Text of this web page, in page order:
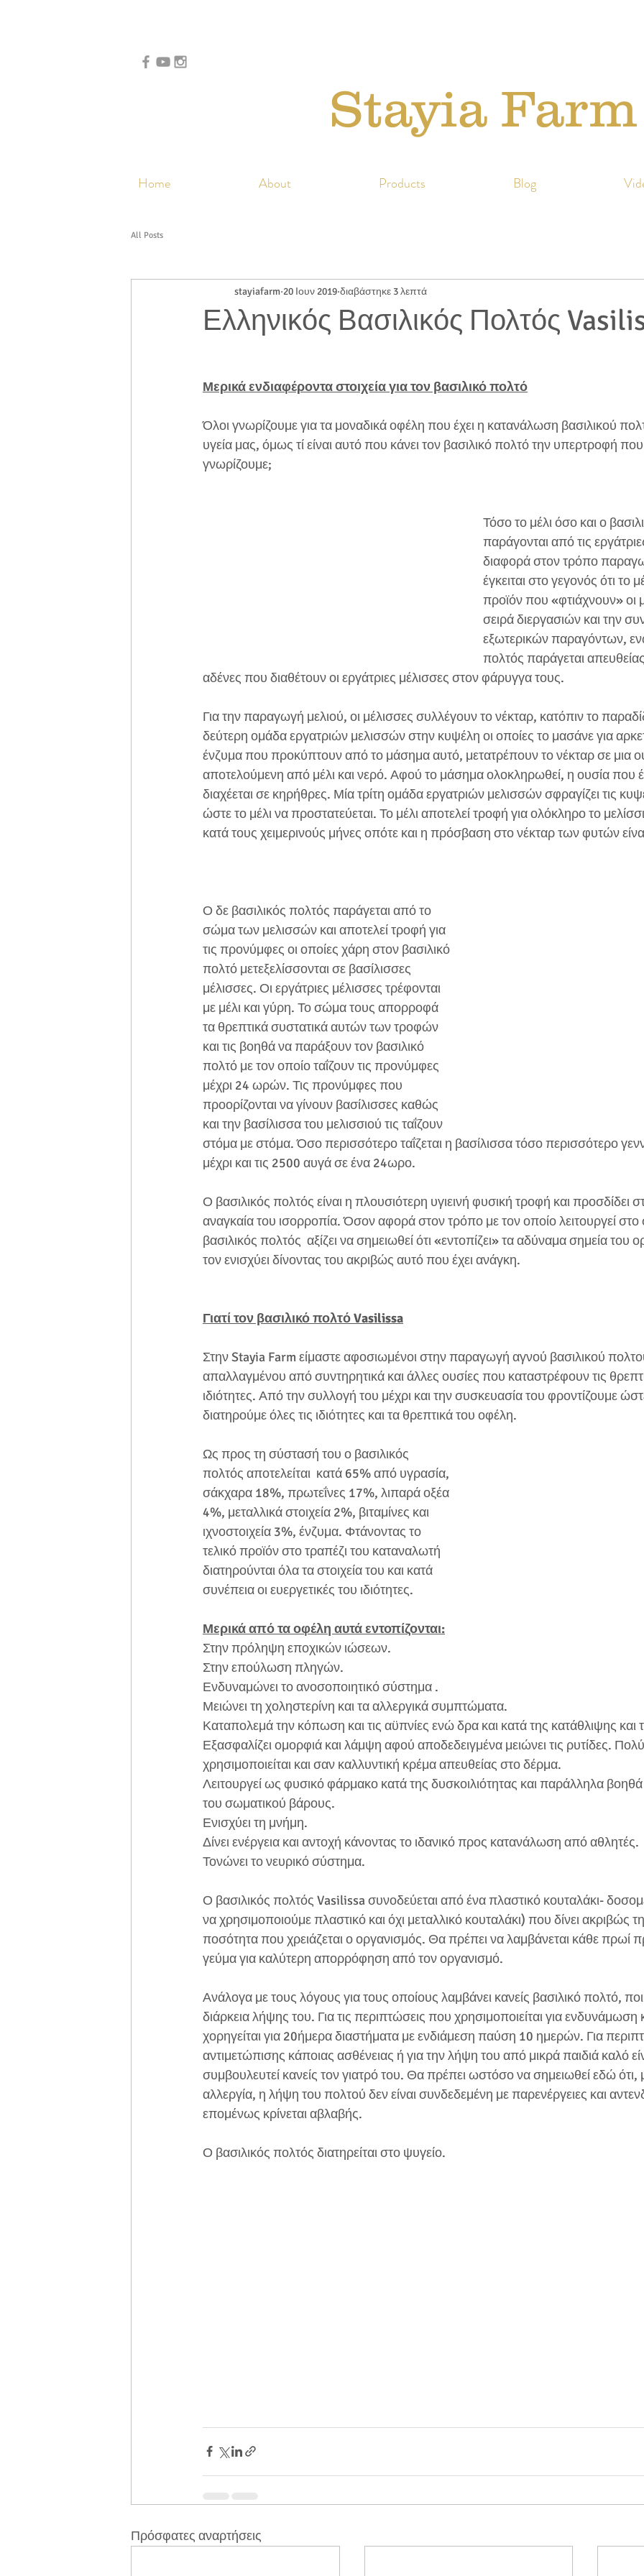
Stayia Farm
Home About Products Blog
All Posts
Ελληνικός Βασιλικός Πολτός
stayiafarm 20 Ιουν 2019 διαβάστηκε 3 λεπτά
Μερικά ενδιαφέροντα στοιχεία για τον βασιλικό πολτό
Όλοι γνωρίζουμε για τα μοναδικά οφέλη που έχει η κατανάλωση βασιλικού
υγεία μας, όμως τί είναι αυτό που κάνει τον βασιλικό πολτό την υπερτροφή
γνωρίζουμε;
Τόσο το μέλι όσο και ο
παράγονται από τις
διαφορά στον τρόπο
έγκειται στο γεγονός ότι το
προϊόν που «φτιάχνουν» οι
σειρά διεργασιών και την
εξωτερικών παραγόντων,
πολτός παράγεται
αδένες που διαθέτουν οι εργάτριες μέλισσες στον φάρυγγα τους.
Για την παραγωγή μελιού, οι μέλισσες συλλέγουν το νέκταρ, κατόπιν το
δεύτερη ομάδα εργατριών μελισσών στην κυψέλη οι οποίες το μασάνε για
ένζυμα που προκύπτουν από το μάσημα αυτό, μετατρέπουν το νέκταρ σε μια
αποτελούμενη από μέλι και νερό. Αφού το μάσημα ολοκληρωθεί, η ουσία που
διαχέεται σε κηρήθρες. Μία τρίτη ομάδα εργατριών μελισσών σφραγίζει τις
ώστε το μέλι να προστατεύεται. Το μέλι αποτελεί τροφή για ολόκληρο το
κατά τους χειμερινούς μήνες οπότε και η πρόσβαση στο νέκταρ των φυτών
Ο δε βασιλικός πολτός παράγεται από το
σώμα των μελισσών και αποτελεί τροφή για
τις προνύμφες οι οποίες χάρη στον βασιλικό
πολτό μετεξελίσσονται σε βασίλισσες
μέλισσες. Οι εργάτριες μέλισσες τρέφονται
με μέλι και γύρη. Το σώμα τους απορροφά
τα θρεπτικά συστατικά αυτών των τροφών
και τις βοηθά να παράξουν τον βασιλικό
πολτό με τον οποίο ταΐζουν τις προνύμφες
μέχρι 24 ωρών. Τις προνύμφες που
προορίζονται να γίνουν βασίλισσες καθώς
και την βασίλισσα του μελισσιού τις ταΐζουν
στόμα με στόμα. Όσο περισσότερο ταΐζεται η βασίλισσα τόσο περισσότερο
μέχρι και τις 2500 αυγά σε ένα 24ωρο.
Ο βασιλικός πολτός είναι η πλουσιότερη υγιεινή φυσική τροφή και προσδίδει
αναγκαία του ισορροπία. Όσον αφορά στον τρόπο με τον οποίο λειτουργεί
βασιλικός πολτός  αξίζει να σημειωθεί ότι «εντοπίζει» τα αδύναμα σημεία του
τον ενισχύει δίνοντας του ακριβώς αυτό που έχει ανάγκη.
Γιατί τον βασιλικό πολτό Vasilissa
Στην Stayia Farm είμαστε αφοσιωμένοι στην παραγωγή αγνού βασιλικού
απαλλαγμένου από συντηρητικά και άλλες ουσίες που καταστρέφουν τις
ιδιότητες. Από την συλλογή του μέχρι και την συσκευασία του φροντίζουμε
διατηρούμε όλες τις ιδιότητες και τα θρεπτικά του οφέλη.
Ως προς τη σύστασή του ο βασιλικός
πολτός αποτελείται  κατά 65% από υγρασία,
σάκχαρα 18%, πρωτεΐνες 17%, λιπαρά οξέα
4%, μεταλλικά στοιχεία 2%, βιταμίνες και
ιχνοστοιχεία 3%, ένζυμα. Φτάνοντας το
τελικό προϊόν στο τραπέζι του καταναλωτή
διατηρούνται όλα τα στοιχεία του και κατά
συνέπεια οι ευεργετικές του ιδιότητες.
Μερικά από τα οφέλη αυτά εντοπίζονται:
Στην πρόληψη εποχικών ιώσεων.
Στην επούλωση πληγών.
Ενδυναμώνει το ανοσοποιητικό σύστημα .
Μειώνει τη χοληστερίνη και τα αλλεργικά συμπτώματα.
Καταπολεμά την κόπωση και τις αϋπνίες ενώ δρα και κατά της κατάθλιψης και
Εξασφαλίζει ομορφιά και λάμψη αφού αποδεδειγμένα μειώνει τις ρυτίδες.
χρησιμοποιείται και σαν καλλυντική κρέμα απευθείας στο δέρμα.
Λειτουργεί ως φυσικό φάρμακο κατά της δυσκοιλιότητας και παράλληλα
του σωματικού βάρους.
Ενισχύει τη μνήμη.
Δίνει ενέργεια και αντοχή κάνοντας το ιδανικό προς κατανάλωση από αθλητές.
Τονώνει το νευρικό σύστημα.
Ο βασιλικός πολτός Vasilissa συνοδεύεται από ένα πλαστικό κουταλάκι-
να χρησιμοποιούμε πλαστικό και όχι μεταλλικό κουταλάκι) που δίνει ακριβώς
ποσότητα που χρειάζεται ο οργανισμός. Θα πρέπει να λαμβάνεται κάθε πρωί
γεύμα για καλύτερη απορρόφηση από τον οργανισμό.
Ανάλογα με τους λόγους για τους οποίους λαμβάνει κανείς βασιλικό πολτό,
διάρκεια λήψης του. Για τις περιπτώσεις που χρησιμοποιείται για
χορηγείται για 20ήμερα διαστήματα με ενδιάμεση παύση 10 ημερών. Για
αντιμετώπισης κάποιας ασθένειας ή για την λήψη του από μικρά παιδιά καλό
συμβουλευτεί κανείς τον γιατρό του. Θα πρέπει ωστόσο να σημειωθεί εδώ ότι,
αλλεργία, η λήψη του πολτού δεν είναι συνδεδεμένη με παρενέργειες και
επομένως κρίνεται αβλαβής.
Ο βασιλικός πολτός διατηρείται στο ψυγείο.
Πρόσφατες αναρτήσεις